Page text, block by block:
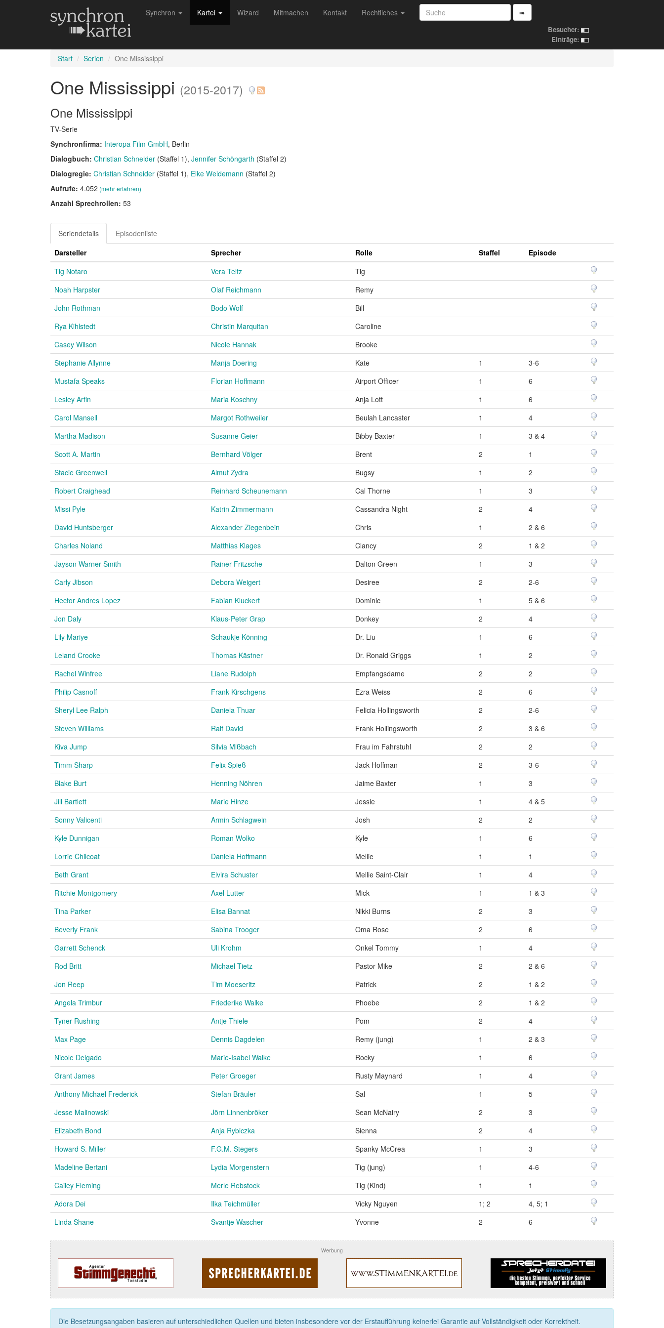
Synchron Kartei Wizard Mitmachen Kontakt Rechtliches ➠
Besucher:
Einträge:
Start Serien One Mississippi
One Mississippi (2015-2017)
One Mississippi
TV-Serie
Synchronfirma: Interopa Film GmbH, Berlin
Dialogbuch: Christian Schneider (Staffel 1) Jennifer Schöngarth (Staffel 2)
Dialogregie: Christian Schneider (Staffel 1) Elke Weidemann (Staffel 2)
Aufrufe: 4.052 (mehr erfahren)
Anzahl Sprechrollen: 53
Seriendetails
Episodenliste
Darsteller
Sprecher Rolle Staffel
Episode
Tig Notaro
Vera Teltz
Tig
Noah Harpster
Olaf Reichmann
Remy
John Rothman
Bodo Wolf
Bill
Rya Kihlstedt
Christin Marquitan
Caroline
Casey Wilson
Nicole Hannak
Brooke
Stephanie Allynne
Manja Doering Kate 1
3-6
Mustafa Speaks
Florian Hoffmann Airport Officer 1
6
Lesley Arfin
Maria Koschny Anja Lott 1
6
Carol Mansell
Margot Rothweiler Beulah Lancaster 1
4
Martha Madison
Susanne Geier Bibby Baxter 1
3 & 4
Scott A. Martin
Bernhard Völger Brent 2
1
Stacie Greenwell
Almut Zydra Bugsy 1
2
Robert Craighead
Reinhard Scheunemann Cal Thorne 1
3
Missi Pyle
Katrin Zimmermann Cassandra Night 2
4
David Huntsberger
Alexander Ziegenbein Chris 1
2 & 6
Charles Noland
Matthias Klages Clancy 2
1 & 2
Jayson Warner Smith
Rainer Fritzsche Dalton Green 1
3
Carly Jibson
Debora Weigert Desiree 2
2-6
Hector Andres Lopez
Fabian Kluckert Dominic 1
5 & 6
Jon Daly
Klaus-Peter Grap Donkey 2
4
Lily Mariye
Schaukje Könning Dr. Liu 1
6
Leland Crooke
Thomas Kästner Dr. Ronald Griggs 1
2
Rachel Winfree
Liane Rudolph Empfangsdame 2
2
Philip Casnoff
Frank Kirschgens Ezra Weiss 2
6
Sheryl Lee Ralph
Daniela Thuar Felicia Hollingsworth 2
2-6
Steven Williams
Ralf David Frank Hollingsworth 2
3 & 6
Kiva Jump
Silvia Mißbach Frau im Fahrstuhl 2
2
Timm Sharp
Felix Spieß Jack Hoffman 2
3-6
Blake Burt
Henning Nöhren Jaime Baxter 1
3
Jill Bartlett
Marie Hinze Jessie 1
4 & 5
Sonny Valicenti
Armin Schlagwein Josh 2
2
Kyle Dunnigan
Roman Wolko Kyle 1
6
Lorrie Chilcoat
Daniela Hoffmann Mellie 1
1
Beth Grant
Elvira Schuster Mellie Saint-Clair 1
4
Ritchie Montgomery
Axel Lutter Mick 1
1 & 3
Tina Parker
Elisa Bannat Nikki Burns 2
3
Beverly Frank
Sabina Trooger Oma Rose 2
6
Garrett Schenck
Uli Krohm Onkel Tommy 1
4
Rod Britt
Michael Tietz Pastor Mike 2
2 & 6
Jon Reep
Tim Moeseritz Patrick 2
1 & 2
Angela Trimbur
Friederike Walke Phoebe 2
1 & 2
Tyner Rushing
Antje Thiele Pom 2
4
Max Page
Dennis Dagdelen Remy (jung) 1
2 & 3
Nicole Delgado
Marie-Isabel Walke Rocky 1
6
Grant James
Peter Groeger Rusty Maynard 1
4
Anthony Michael Frederick
Stefan Bräuler Sal 1
5
Jesse Malinowski
Jörn Linnenbröker Sean McNairy 2
3
Elizabeth Bond
Anja Rybiczka Sienna 2
4
Howard S. Miller
F.G.M. Stegers Spanky McCrea 1
3
Madeline Bertani
Lydia Morgenstern Tig (jung) 1
4-6
Cailey Fleming
Merle Rebstock Tig (Kind) 1
1
Adora Dei
Ilka Teichmüller Vicky Nguyen 1; 2
4, 5; 1
Linda Shane
Svantje Wascher Yvonne 2 6
Werbung
Die Besetzungsangaben basieren auf unterschiedlichen Quellen und bieten insbesondere vor der Erstaufführung keinerlei Garantie auf Vollständigkeit oder Korrektheit.